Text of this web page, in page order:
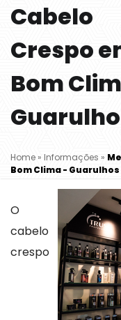
Cabelo
Crespo
Bom
Home» Informações »
Bom Clima - Guarulhos
O
cabelo
crespo